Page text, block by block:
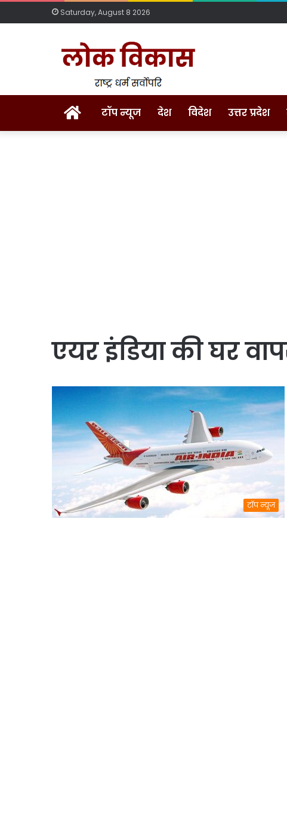
Saturday, August 8 2026
Homeटॉप न्यूज देश विदेश उत्तर प्रदेश
एयर इंडिया की घर
टॉप न्यूज